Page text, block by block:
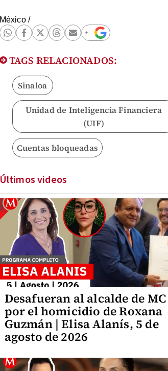
México/
TAGS RELACIONADOS:
Sinaloa
Unidad de Inteligencia Financiera
(UIF)
Cuentas bloqueadas
Últimos videos
Desafueran al alcalde de MC
por el homicidio de Roxana
Guzmán | Elisa Alanís, 5 de
agosto de 2026